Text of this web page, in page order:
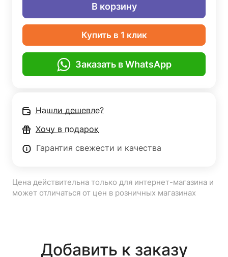
В корзину
Купить в 1 клик
Заказать в WhatsApp
Нашли дешевле?
Хочу в подарок
Гарантия свежести и качества
Цена действительна только для интернет-магазина и
может отличаться от цен в розничных магазинах
Добавить к заказу